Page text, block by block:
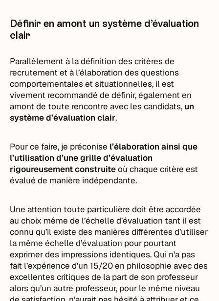
Définir en amont un système d’évaluation
clair
Parallèlement à la définition des critères de
recrutement et à l’élaboration des questions
comportementales et situationnelles, il est
vivement recommandé de définir,également en
amont de toute rencontre avec les candidats, un
système d’évaluation clair.
Pour ce faire, je préconise l’élaboration ainsi que
l’utilisation d’une grille d’évaluation
rigoureusement construiteoù chaque critère est
évalué de manière indépendante.
Une attention toute particulière doit être accordée
au choix même de l’échelle d’évaluation tant il est
connu qu’il existe des manières différentes d’utiliser
la même échelle d’évaluation pour pourtant
exprimer des impressions identiques. Qui n’a pas
fait l’expérience d’un 15/20 en philosophie avec des
excellentes critiques de la part de son professeur
alors qu’un autre professeur, pour le même niveau